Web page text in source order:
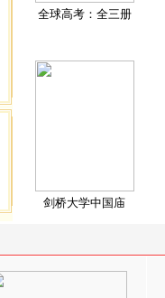
全球高考：全三册
剑桥大学中国庙